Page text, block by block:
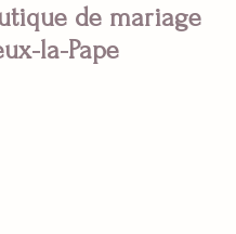
de mariage
la-Pape